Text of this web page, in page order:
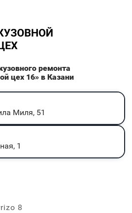
ремонта
цех 16» в Казани
Миля, 51
1
8